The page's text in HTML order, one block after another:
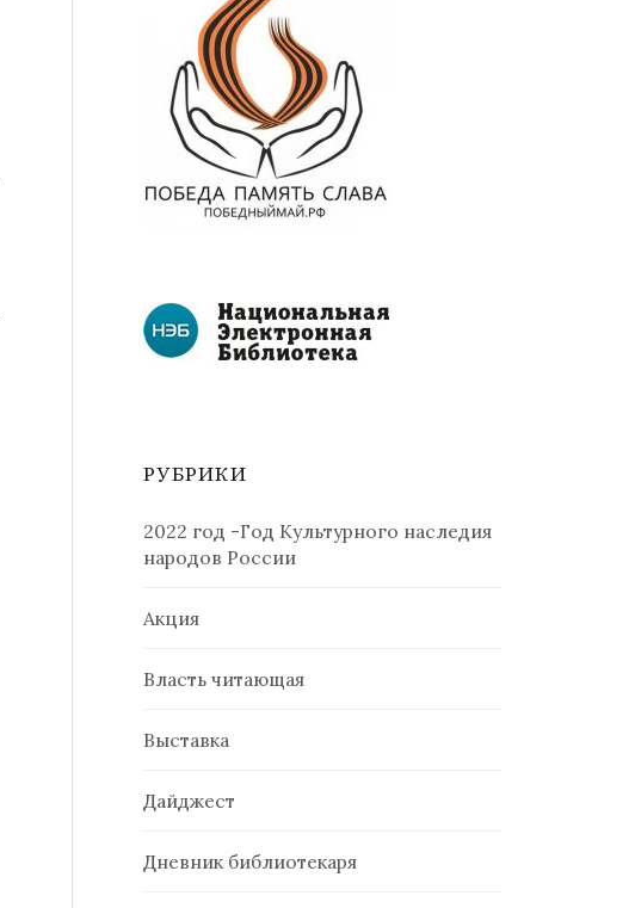
РУБРИКИ
2022 год -Год Культурного наследия
народов России
Акция
Власть читающая
Выставка
Дайджест
Дневник библиотекаря